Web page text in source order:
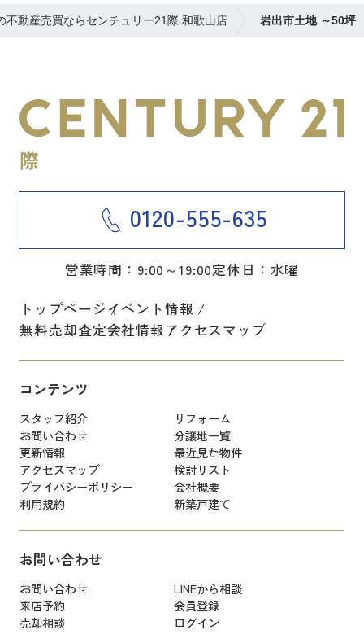
不動産売買ならセンチュリー21際 和歌山店 岩出市土地 ～50坪
0120-555-635
営業時間：9:00～19:00定休日：水曜
トップページイベント情報
無料売却査定会社情報アクセスマップ
コンテンツ
スタッフ紹介
リフォーム
お問い合わせ
分譲地一覧
更新情報
最近見た物件
アクセスマップ
検討リスト
プライバシーポリシー
会社概要
利用規約
新築戸建て
お問い合わせ
お問い合わせ
LINEから相談
来店予約
会員登録
売却相談
ログイン